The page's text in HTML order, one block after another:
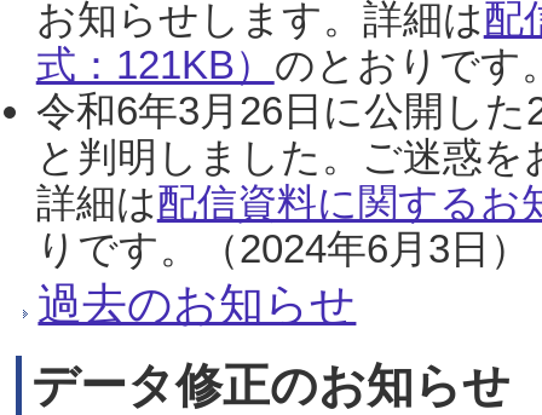
お知らせします。詳細は配
式：121KB） のとおりです
令和6年3月26日に公開し
と判明しました。ご迷惑
詳細は配信資料に関するお
りです。（2024年6月3日）
過去のお知らせ
データ修正のお知らせ